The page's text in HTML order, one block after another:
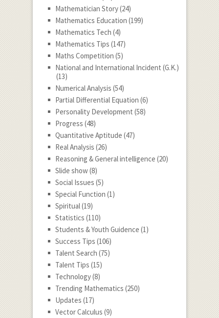
Mathematician Story(24)
Mathematics Education (199)
Mathematics Tech (4)
Mathematics Tips (147)
Maths Competition (5)
National and International Incident (G.K.)
(13)
Numerical Analysis (54)
Partial Differential Equation (6)
Personality Development (58)
Progress (48)
Quantitative Aptitude (47)
Real Analysis (26)
Reasoning & General intelligence (20)
Slide show(8)
Social Issues (5)
Special Function (1)
Spiritual(19)
Statistics (110)
Students & Youth Guidence (1)
Success Tips (106)
Talent Search (75)
Talent Tips (15)
Technology(8)
Trending Mathematics (250)
Updates (17)
Vector Calculus (9)